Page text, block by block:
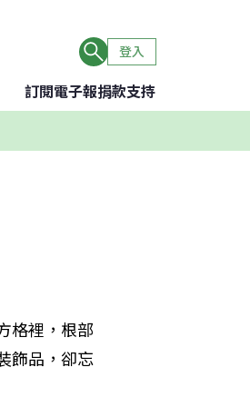
登入
訂閱電子報捐款支持
格裡，根部
飾品，卻忘